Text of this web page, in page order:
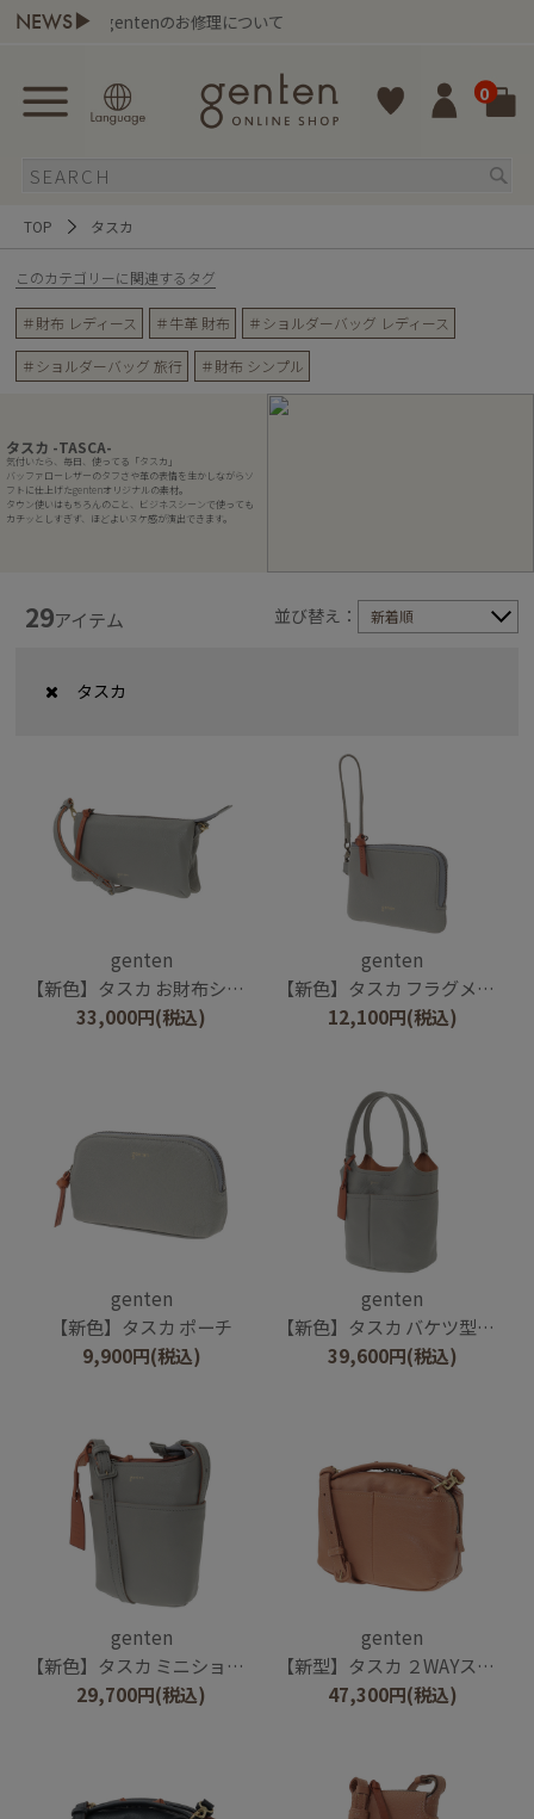
NEWS▶
gentenのお修理について
0
TOP タスカ
このカテゴリーに関連するタグ
＃財布 レディース ＃牛革 財布 ＃ショルダーバッグ レディース
＃ショルダーバッグ 旅行 ＃財布 シンプル
タスカ -TASCA-
気付いたら、毎日、使ってる「タスカ」
バッファローレザーのタフさや革の表情を生かしながらソ
フトに仕上げたgentenオリジナルの素材。
タウン使いはもちろんのこと、ビジネスシーンで使っても
カチッとしすぎず、ほどよいヌケ感が演出できます。
29アイテム 並び替え： 新着順
タスカ
genten
【新色】タスカ お財布ショルダー
33,000円(税込)
genten
【新色】タスカ フラグメントケース
12,100円(税込)
genten
【新色】タスカ ポーチ
9,900円(税込)
genten
【新色】タスカ バケツ型トート
39,600円(税込)
genten
【新色】タスカ ミニショルダーバッグ
29,700円(税込)
genten
【新型】タスカ ２WAYスモールショルダーバッグ
47,300円(税込)